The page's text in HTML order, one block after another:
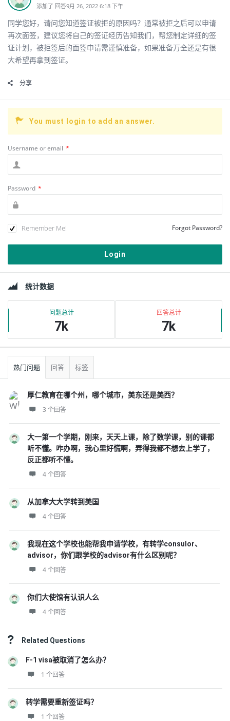
添加了 回答9月 26, 2022 6:18 下午
同学您好，请问您知道签证被拒的原因吗？通常被拒之后可以申请
再次面签，建议您将自己的签证经历告知我们，帮您制定详细的签
证计划，被拒签后的面签申请需谨慎准备，如果准备万全还是有很
大希望再拿到签证。
分享
You must login to add an answer.
Username or email *
Password *
Remember Me! Forgot Password?
栏
统计数据
问题总计
7k
回答总计
7k
热门问题 回答 标签
厚仁教育在哪个州，哪个城市，美东还是美西？
3 个回答
大一第一个学期，刚来，天天上课，除了数学课，别的课都
听不懂。咋办啊，我心里好慌啊，弄得我都不想去上学了，
反正都听不懂。
4 个回答
从加拿大大学转到美国
4 个回答
我现在这个学校也能帮我申请学校，有转学consulor、
advisor，你们跟学校的advisor有什么区别呢？
4 个回答
你们大使馆有认识人么
4 个回答
Related Questions
F-1 visa被取消了怎么办？
1 个回答
转学需要重新签证吗？
1 个回答